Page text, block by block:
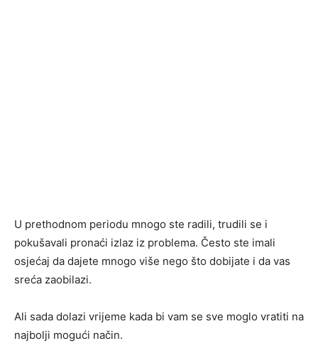
U prethodnom periodu mnogo ste radili, trudili se i
pokušavali pronaći izlaz iz problema. Često ste imali
osjećaj da dajete mnogo više nego što dobijate i da vas
sreća zaobilazi.
Ali sada dolazi vrijeme kada bi vam se sve moglo vratiti na
najbolji mogući način.